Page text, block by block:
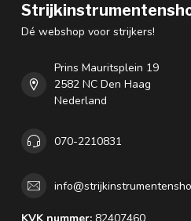
Dé webshop voor strijkers!
Prins Mauritsplein 19
2582 NC Den Haag
Nederland
070-2210831